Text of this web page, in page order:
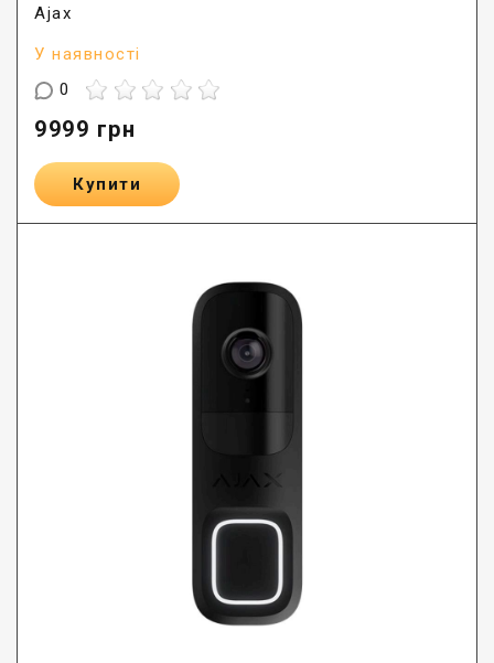
Ajax
У наявності
0
9999 грн
Купити